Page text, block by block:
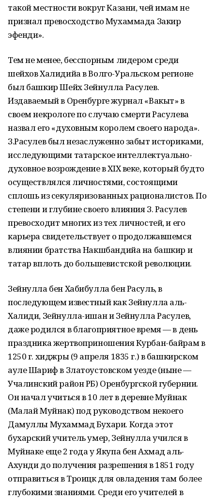
такой местности вокруг Казани, чей имам не
признал превосходство Мухаммада Закир
эфенди».
Тем не менее, бесспорным лидером среди
шейхов Халидийа в Волго-Уральском регионе
был башкир Шейх Зейнулла Расулев.
Издаваемый в Оренбурге журнал «Вакыт» в
своем некрологе по случаю смерти Расулева
назвал его «духовным королем своего народа».
З.Расулев был незаслуженно забыт историками,
исследующими татарское интеллектуально-
духовное возрождение в XIX веке, который будто
осуществлялся личностями, состоящими
сплошь из секуляризованных рационалистов. По
степени и глубине своего влияния З. Расулев
превосходит многих из тех личностей, и его
карьера свидетельствует о продолжавшемся
влиянии братства Накшбандийа на башкир и
татар вплоть до большевистской революции.
Зейнулла бен Хабибулла бен Расуль, в
последующем известный как Зейнулла аль-
Халиди, Зейнулла-ишан и Зейнулла Расулев,
даже родился в благоприятное время — в день
праздника жертвоприношения Курбан-байрам в
1250 г. хиджры (9 апреля 1835 г.) в башкирском
ауле Шариф в Златоустовском уезде (ныне —
Учалинский район РБ) Оренбургской губернии.
Он начал учиться в 10 лет в деревне Муйнак
(Малай Муйнак) под руководством некоего
Дамуллы Мухаммад Бухари. Когда этот
бухарский учитель умер, Зейнулла учился в
Муйнаке еще 2 года у Якупа бен Ахмад аль-
Ахунди до получения разрешения в 1851 году
отправиться в Троицк для овладения там более
глубокими знаниями. Среди его учителей в